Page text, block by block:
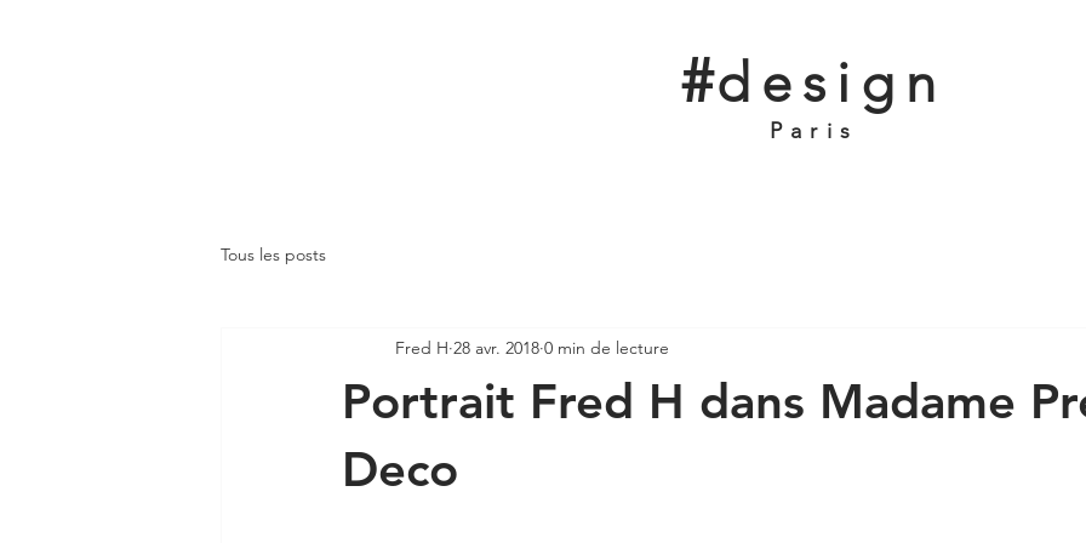
#design
Paris
Tous les posts
Portrait Fred H dans Madame
Deco
Fred H 28 avr. 2018 0 min de lecture